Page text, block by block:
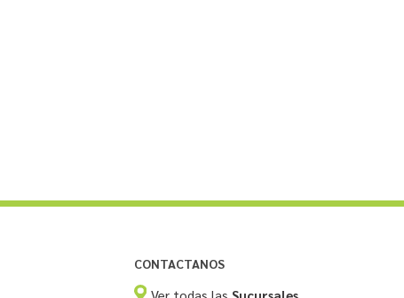
CONTACTANOS
Ver todas las Sucursales